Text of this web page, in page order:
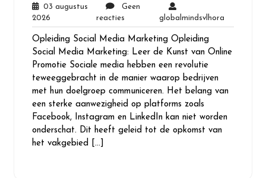
03 augustus
2026
augustus
2026
Geen
reacties
reacties
globalmindsvlhora
Opleiding Social Media Marketing Opleiding
Social Media Marketing: Leer de Kunst van Online
Promotie Sociale media hebben een revolutie
teweeggebracht in de manier waarop bedrijven
met hun doelgroep communiceren. Het belang van
een sterke aanwezigheid op platforms zoals
Facebook, Instagram en LinkedIn kan niet worden
onderschat. Dit heeft geleid tot de opkomst van
het vakgebied […]